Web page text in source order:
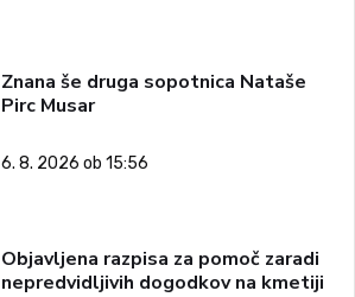
Znana še druga sopotnica Nataše
Pirc Musar
6. 8. 2026 ob 15:56
Objavljena razpisa za pomoč zaradi
nepredvidljivih dogodkov na kmetiji